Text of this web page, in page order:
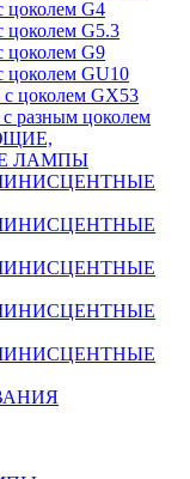
G4
G5.3
G9
GU10
цоколем GX53
цоколем
ЛАМПЫ